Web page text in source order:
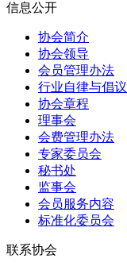
信息公开
协会简介
协会领导
会员管理办法
行业自律与倡议
协会章程
理事会
会费管理办法
专家委员会
秘书处
监事会
会员服务内容
标准化委员会
联系协会